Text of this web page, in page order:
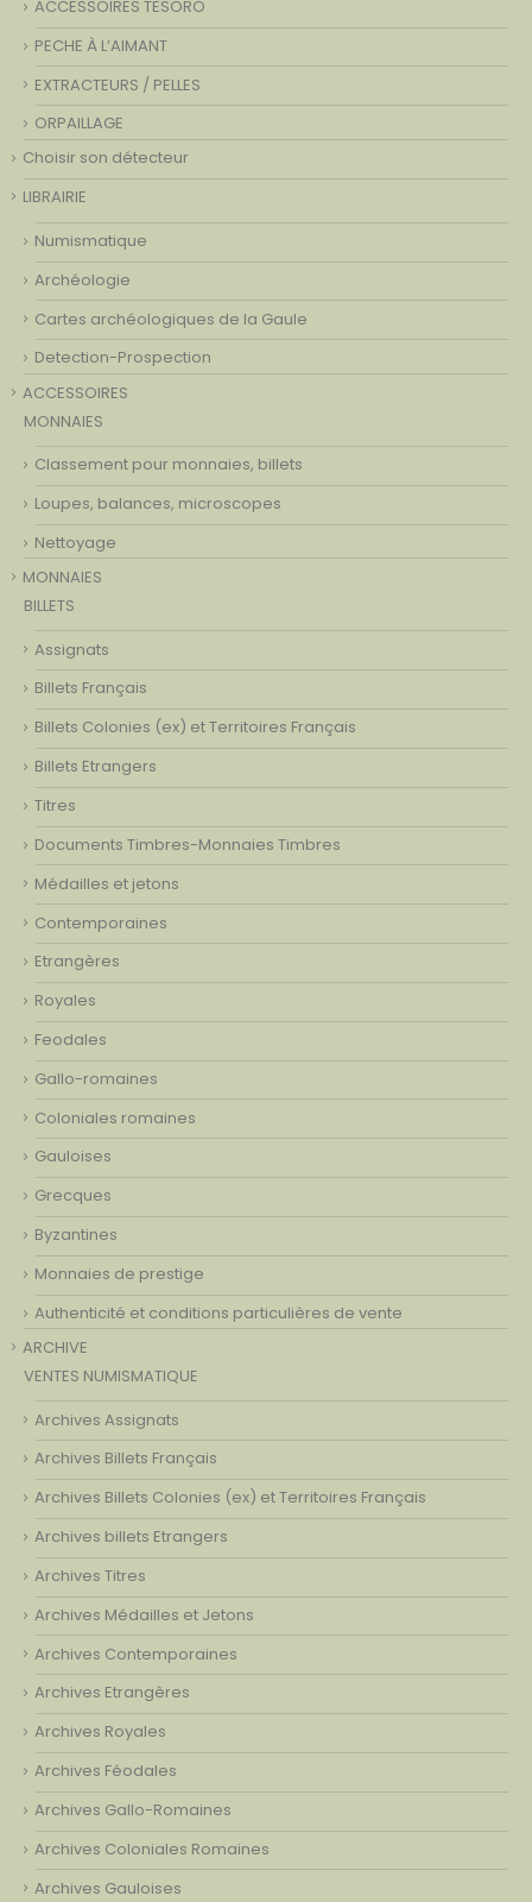
ACCESSOIRES TESORO
PECHE À L’AIMANT
EXTRACTEURS / PELLES
ORPAILLAGE
Choisir son détecteur
LIBRAIRIE
Numismatique
Archéologie
Cartes archéologiques de la Gaule
Detection-Prospection
ACCESSOIRES
MONNAIES
Classement pour monnaies, billets
Loupes, balances, microscopes
Nettoyage
MONNAIES
BILLETS
Assignats
Billets Français
Billets Colonies (ex) et Territoires Français
Billets Etrangers
Titres
Documents Timbres-Monnaies Timbres
Médailles et jetons
Contemporaines
Etrangères
Royales
Feodales
Gallo-romaines
Coloniales romaines
Gauloises
Grecques
Byzantines
Monnaies de prestige
Authenticité et conditions particulières de vente
ARCHIVE
VENTES NUMISMATIQUE
Archives Assignats
Archives Billets Français
Archives Billets Colonies (ex) et Territoires Français
Archives billets Etrangers
Archives Titres
Archives Médailles et Jetons
Archives Contemporaines
Archives Etrangères
Archives Royales
Archives Féodales
Archives Gallo-Romaines
Archives Coloniales Romaines
Archives Gauloises